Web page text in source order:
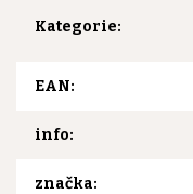
Kategorie:
EAN:
info:
značka: